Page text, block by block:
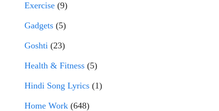
Exercise (9)
Gadgets (5)
Goshti (23)
Health & Fitness (5)
Hindi Song Lyrics (1)
Home Work (648)